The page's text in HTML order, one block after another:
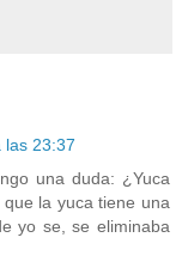
las 23:37
una duda: ¿Yuca
la yuca tiene una
yo se, se eliminaba